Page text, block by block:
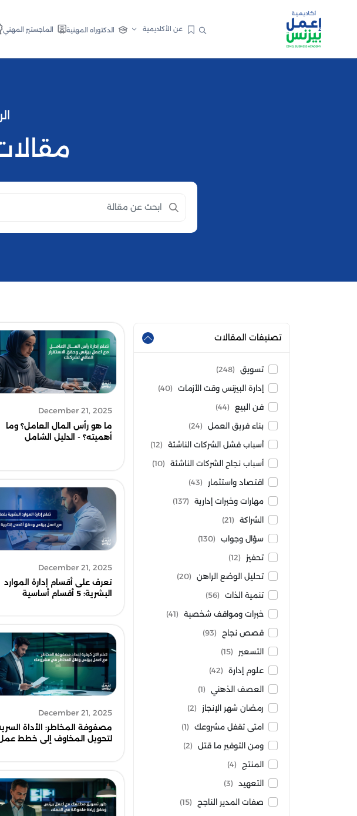
عن الأكاديمية الدكتوراه المهنية الماجستير المهني
تصنيفات المقالات
تسويق (248)
إدارة البيزنس وقت الأزمات (40)
فن البيع (44)
بناء فريق العمل (24)
أسباب فشل الشركات الناشئة (12)
أسباب نجاح الشركات الناشئة (10)
اقتصاد واستثمار (43)
مهارات وخبرات إدارية (137)
الشراكة (21)
سؤال وجواب (130)
تحفيز (12)
تحليل الوضع الراهن (20)
تنمية الذات (56)
خبرات ومواقف شخصية (41)
قصص نجاح (93)
التسعير (15)
علوم إدارة (42)
العصف الذهني (1)
رمضان شهر الإنجاز (2)
امتى تقفل مشروعك (1)
ومن التوفير ما قتل (2)
المنتج (4)
التعهيد (3)
صفات المدير الناجح (15)
December 21, 2025
ما هو رأس المال العامل؟ وما
أهميته؟ - الدليل الشامل
December 21, 2025
تعرف على أقسام إدارة الموارد
البشرية: 5 أقسام أساسية
December 21, 2025
مصفوفة المخاطر: الأداة
لتحويل المخاوف إلى خطط